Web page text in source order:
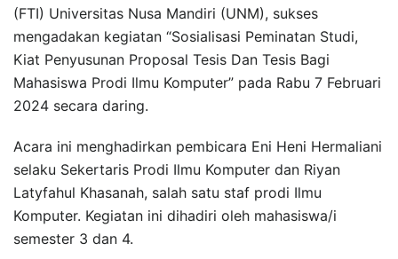
(FTI) Universitas Nusa Mandiri (UNM), sukses
mengadakan kegiatan “Sosialisasi Peminatan Studi,
Kiat Penyusunan Proposal Tesis Dan Tesis Bagi
Mahasiswa Prodi Ilmu Komputer” pada Rabu 7 Februari
2024 secara daring.
Acara ini menghadirkan pembicara Eni Heni Hermaliani
selaku Sekertaris Prodi Ilmu Komputer dan Riyan
Latyfahul Khasanah, salah satu staf prodi Ilmu
Komputer. Kegiatan ini dihadiri oleh mahasiswa/i
semester 3 dan 4.